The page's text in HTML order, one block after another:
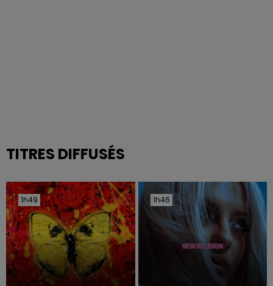
TITRES DIFFUSÉS
1h49
1h49 1h46
1h46